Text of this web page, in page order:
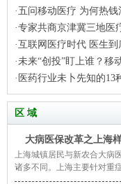
·五问移动医疗 为何热钱
·专家共商京津冀三地医
·互联网医疗时代 医生
·未来“创投”盯上谁？移
·医药行业未卜先知的13
区 域
大病医保改革之上海
上海城镇居民与新农合大病
诸多不同。上海主要针对重